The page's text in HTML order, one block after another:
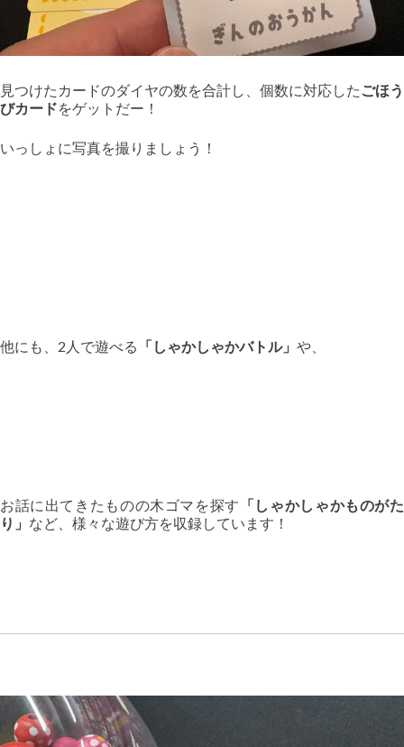
見つけたカードのダイヤの数を合計し、個数に対応した ごほう
びカードをゲットだー！
いっしょに写真を撮りましょう！
他にも、2人で遊べる 「しゃかしゃかバトル」 や、
お話に出てきたものの木ゴマを探す 「しゃかしゃかものがた
り」 など、様々な遊び方を収録しています！